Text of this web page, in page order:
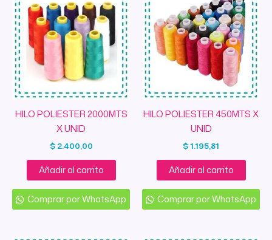
HILO POLIESTER 2000MTS
X UNID
$2.400,00
Añadir al carrito
Comprar por WhatsApp
HILO POLIESTER 450MTS X
UNID
$1.195,81
Añadir al carrito
Comprar por WhatsApp